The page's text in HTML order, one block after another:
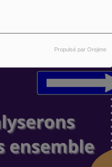
Propulsé par Orejime